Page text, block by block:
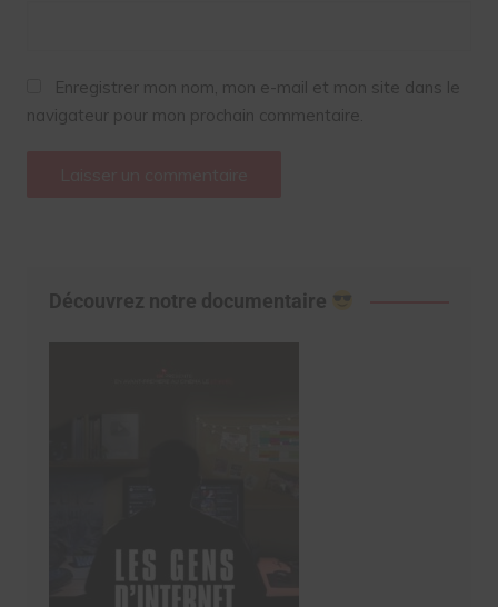
Enregistrer mon nom, mon e-mail et mon site dans le
navigateur pour mon prochain commentaire.
Découvrez notre documentaire